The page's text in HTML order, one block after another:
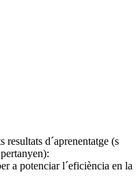
resultats d´aprenentatge (s
a potenciar l´eficiència en la